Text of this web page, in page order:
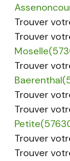
Trouver
Trouver
Trouver
Trouver
Trouver
Trouver
Trouver